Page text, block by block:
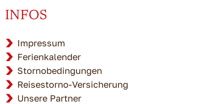
INFOS
Impressum
Ferienkalender
Stornobedingungen
Reisestorno-Versicherung
Unsere Partner